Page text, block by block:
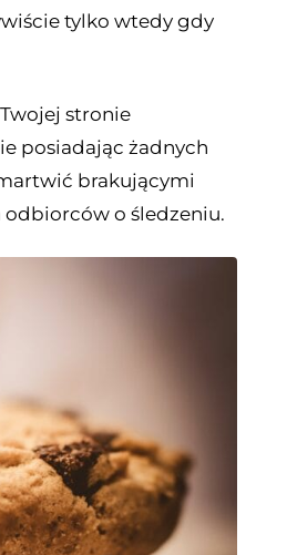
tylko wtedy gdy
stronie
posiadając żadnych
brakującymi
o śledzeniu.